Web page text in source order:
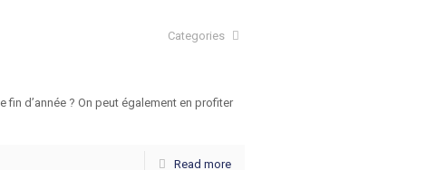
Categories
d’année ? On peut également en profiter
Read more